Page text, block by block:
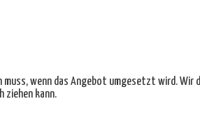
wenn das Angebot umgesetzt wird. Wir
ziehen kann.